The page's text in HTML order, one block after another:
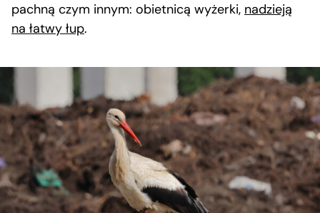
pachną czym innym: obietnicą wyżerki, nadzieją
na łatwy łup.